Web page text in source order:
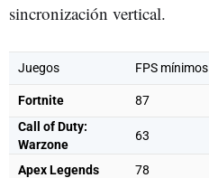
sincronización vertical.
Juegos FPS mínimos
Fortnite 87
Call of Duty:
Warzone
63
Apex Legends 78